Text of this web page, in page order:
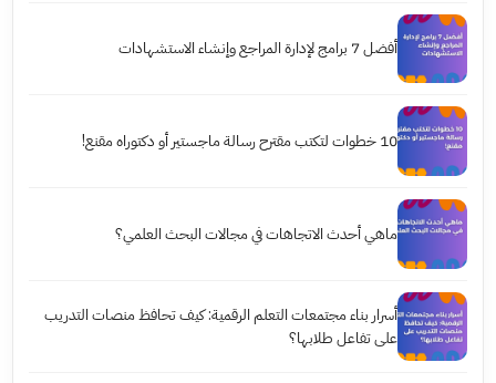
أفضل 7 برامج لإدارة المراجع وإنشاء الاستشهادات
10 خطوات لتكتب مقترح رسالة ماجستير أو دكتوراه مقنع!
ماهي أحدث الاتجاهات في مجالات البحث العلمي؟
أسرار بناء مجتمعات التعلم الرقمية: كيف تحافظ منصات التدريب
على تفاعل طلابها؟